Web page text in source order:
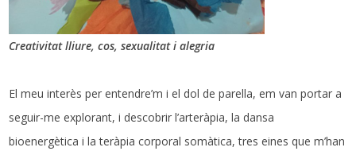
Creativitat lliure, cos, sexualitat i alegria
El meu interès per entendre’m i el dol de parella, em van portar a
seguir-me explorant, i descobrir l’arteràpia, la dansa
bioenergètica i la teràpia corporal somàtica, tres eines que m’han